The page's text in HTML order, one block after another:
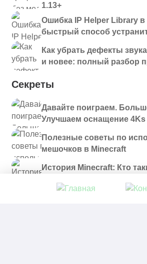
1.13+
Ошибка IP Helper Library в
быстрый способ
Как убрать дефекты
и новее: полный разбор
Секреты
Давайте поиграем.
Улучшаем оснащение
Полезные советы по
мешочков в Minecraft
История Minecraft: Кто